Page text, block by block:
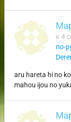
к 4
по-
aru hareta hi no
mahou ijou no